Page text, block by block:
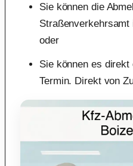
Sie können die
Straßenverkehrsamt
oder
Sie können es direkt
Termin. Direkt von